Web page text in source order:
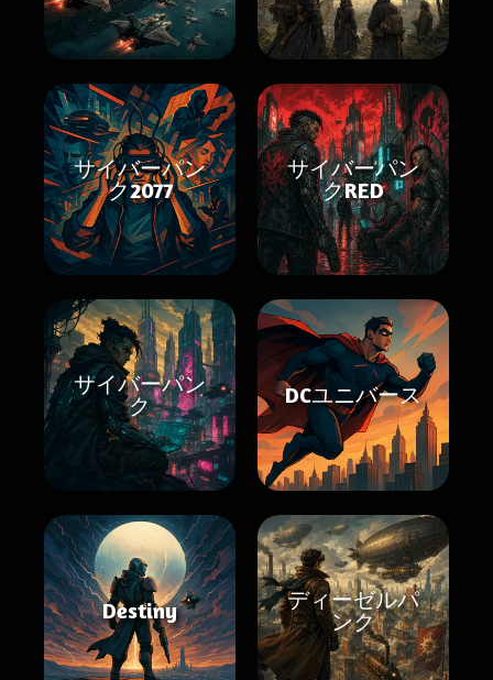
サイバーパン
ク2077
サイバーパン
クRED
サイバーパン
ク
DCユニバース
Destiny
ディーゼルパ
ンク